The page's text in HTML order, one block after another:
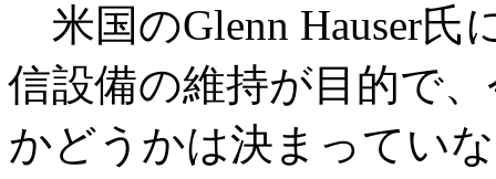
米国のGlenn Hauser氏
信設備の維持が目的で
かどうかは決まってい